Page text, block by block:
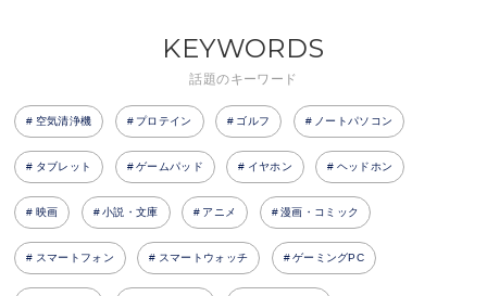
KEYWORDS
話題のキーワード
空気清浄機 プロテイン ゴルフ ノートパソコン
タブレット ゲームパッド イヤホン ヘッドホン
映画 小説・文庫 アニメ 漫画・コミック
スマートフォン スマートウォッチ ゲーミングPC